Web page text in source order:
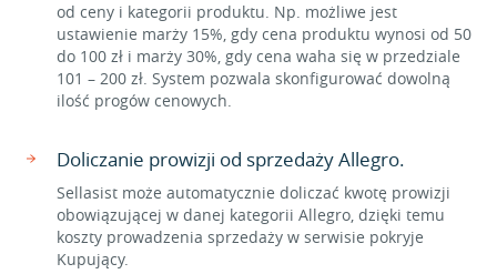
od ceny i kategorii produktu. Np. możliwe jest
ustawienie marży 15%, gdy cena produktu wynosi od 50
do 100 zł i marży 30%, gdy cena waha się w przedziale
101 – 200 zł. System pozwala skonfigurować dowolną
ilość progów cenowych.
Doliczanie prowizji od sprzedaży Allegro.
Sellasist może automatycznie doliczać kwotę prowizji
obowiązującej w danej kategorii Allegro, dzięki temu
koszty prowadzenia sprzedaży w serwisie pokryje
Kupujący.